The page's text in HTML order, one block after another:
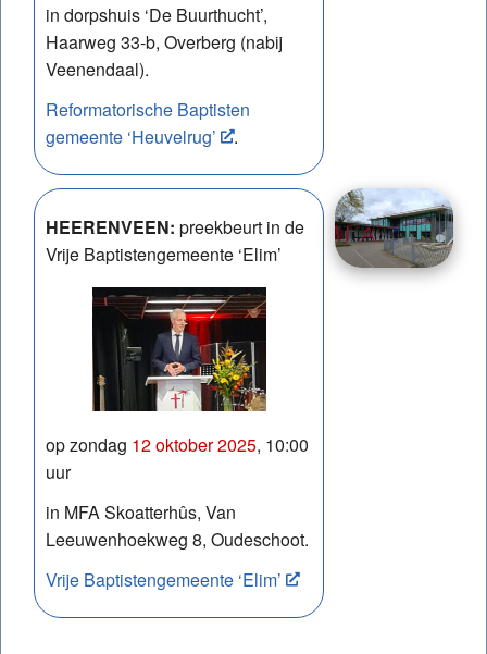
in dorpshuis ‘De Buurthucht’,
Haarweg 33-b, Overberg (nabij
Veenendaal).
Reformatorische Baptisten
gemeente ‘Heuvelrug’
.
HEERENVEEN: preekbeurt in de
Vrije Baptistengemeente ‘Elim’
op zondag 12 oktober 2025, 10:00
uur
in MFA Skoatterhûs, Van
Leeuwenhoekweg 8, Oudeschoot.
Vrije Baptistengemeente ‘Elim’